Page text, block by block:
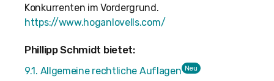
Konkurrenten im Vordergrund.
https://www.hoganlovells.com/
Phillipp Schmidt bietet:
9.1. Allgemeine rechtliche Auflagen Neu